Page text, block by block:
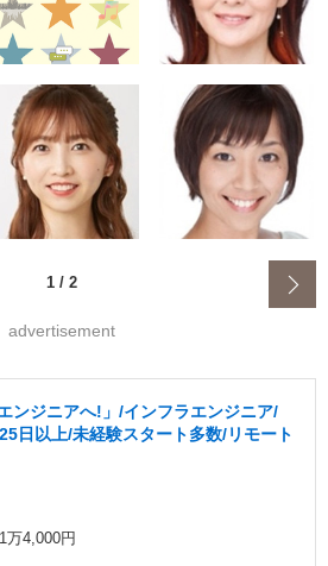
1 / 2
advertisement
ンジニアへ!」/インフラエンジニア/
日以上/未経験スタート多数/リモート
万4,000円